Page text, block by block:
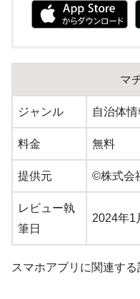
マ
ジャンル 自治体情
料金 無料
提供元 ©株式会
レビュー執
筆日
2024年1
スマホアプリに関連す